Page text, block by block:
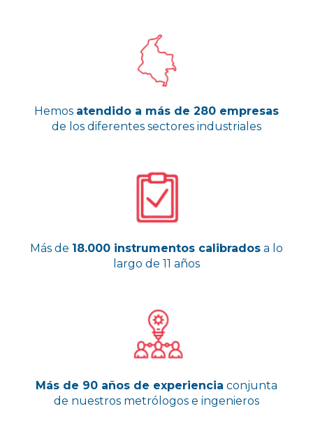
Hemos atendido a más de 280 empresas
de los diferentes sectores industriales
Más de 18.000 instrumentos calibrados a lo
largo de 11 años
Más de 90 años de experiencia conjunta
de nuestros metrólogos e ingenieros